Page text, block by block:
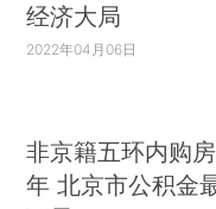
经济大局
2022年04月06日
非京籍五环内购
年 北京市公积金